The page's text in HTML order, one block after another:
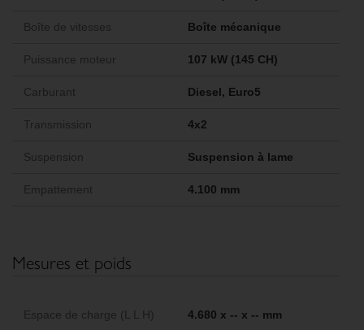
Boîte de vitesses Boîte mécanique
Puissance moteur 107 kW (145 CH)
Carburant Diesel, Euro5
Transmission 4x2
Suspension Suspension à lame
Empattement 4.100 mm
Mesures et poids
Espace de charge (L L H) 4.680 x -- x -- mm